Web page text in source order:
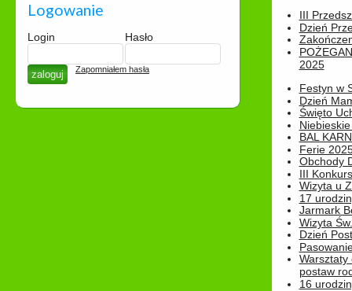
Logowanie
Login Hasło
Zapomniałem hasła
III
Dzień
2025
Festyn w
Dzień
Święto
BAL
Ferie
Obchody
III
Wizyta u
17
Jarmark
Wizyta
Dzień
Warsztaty
postaw
16